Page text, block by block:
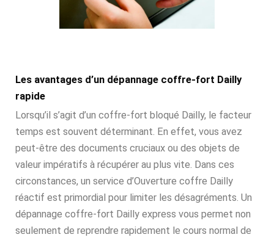
Les avantages d’un dépannage coffre-fort Dailly
rapide
Lorsqu’il s’agit d’un coffre-fort bloqué Dailly, le facteur
temps est souvent déterminant. En effet, vous avez
peut-être des documents cruciaux ou des objets de
valeur impératifs à récupérer au plus vite. Dans ces
circonstances, un service d’Ouverture coffre Dailly
réactif est primordial pour limiter les désagréments. Un
dépannage coffre-fort Dailly express vous permet non
seulement de reprendre rapidement le cours normal de